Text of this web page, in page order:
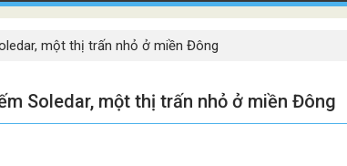
một thị trấn nhỏ ở miền Đông
Soledar, một thị trấn nhỏ ở miền Đông